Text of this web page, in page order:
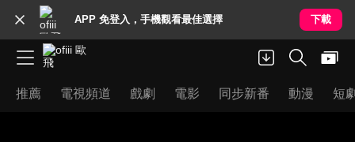
APP 免登入，手機觀看最佳選擇 下載
推薦 電視頻道 戲劇 電影 同步新番 動漫 短